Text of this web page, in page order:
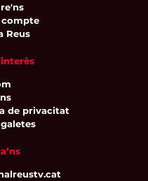
compte
Reus
de privacitat